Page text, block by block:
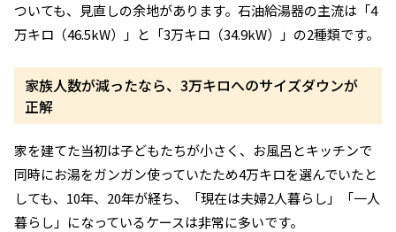
ついても、見直しの余地があります。石油給湯器の主流は「4
万キロ（46.5kW）」と「3万キロ（34.9kW）」の2種類です。
家族人数が減ったなら、3万キロへのサイズダウンが
正解
家を建てた当初は子どもたちが小さく、お風呂とキッチンで
同時にお湯をガンガン使っていたため4万キロを選んでいたと
しても、10年、20年が経ち、「現在は夫婦2人暮らし」「一人
暮らし」になっているケースは非常に多いです。